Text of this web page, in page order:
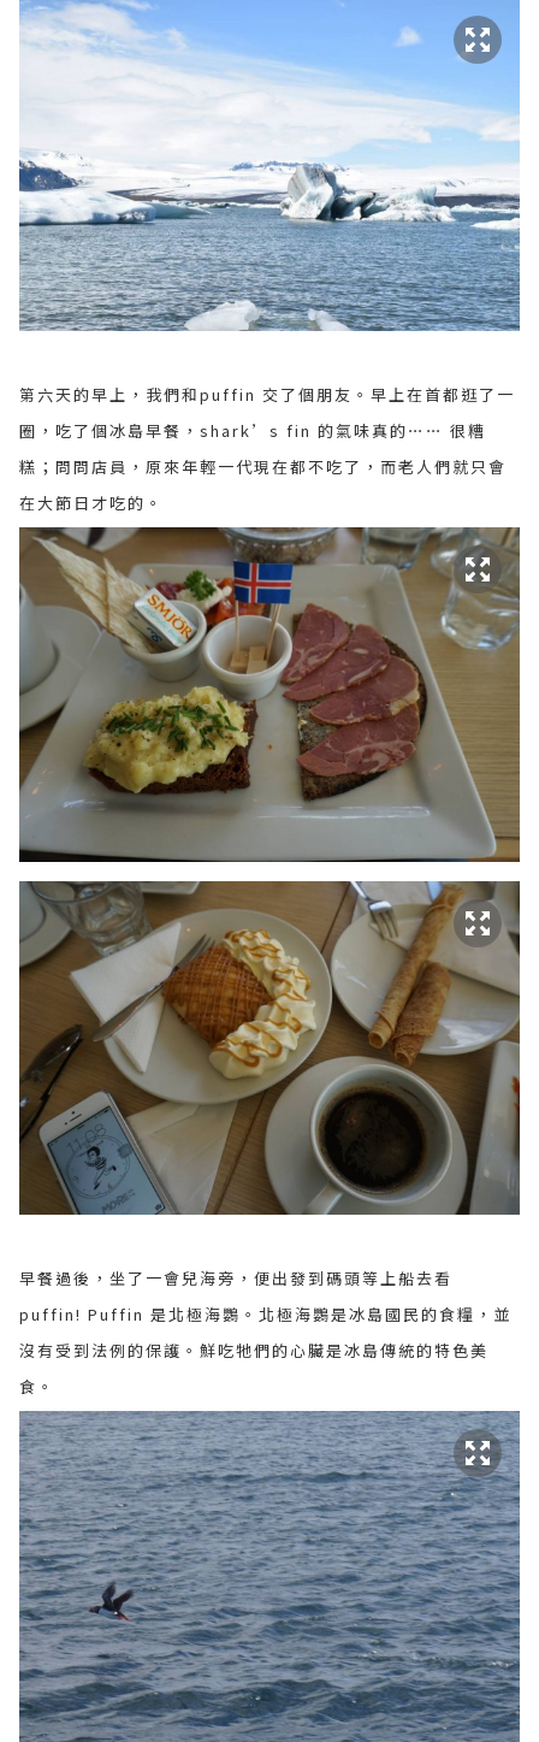
第六天的早上，我們和puffin 交了個朋友。早上在首都逛了一
圈，吃了個冰島早餐，shark’s fin 的氣味真的⋯⋯ 很糟
糕；問問店員，原來年輕一代現在都不吃了，而老人們就只會
在大節日才吃的。
早餐過後，坐了一會兒海旁，便出發到碼頭等上船去看
puffin! Puffin 是北極海鸚。北極海鸚是冰島國民的食糧，並
沒有受到法例的保護。鮮吃牠們的心臟是冰島傳統的特色美
食。